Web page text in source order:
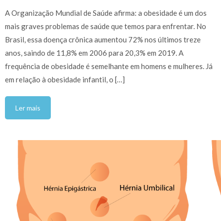
A Organização Mundial de Saúde afirma: a obesidade é um dos
mais graves problemas de saúde que temos para enfrentar. No
Brasil, essa doença crônica aumentou 72% nos últimos treze
anos, saindo de 11,8% em 2006 para 20,3% em 2019. A
frequência de obesidade é semelhante em homens e mulheres. Já
em relação à obesidade infantil, o […]
Ler mais